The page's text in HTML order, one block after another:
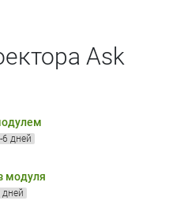
Ask
6 дней
модуля
дней